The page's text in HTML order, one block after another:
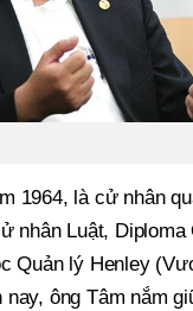
1964, là cử nhân
nhân Luật, Diploma
Quản lý Henley
nay, ông Tâm nắm